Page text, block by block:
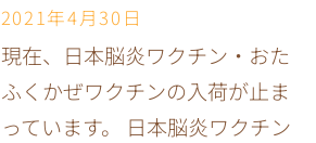
2021年4月30日
現在、日本脳炎ワクチン・おた
ふくかぜワクチンの入荷が止ま
っています。 日本脳炎ワクチン